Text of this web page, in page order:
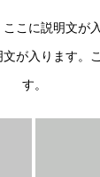
こに説明文が
が入ります。
す。